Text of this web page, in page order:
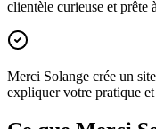
clientèle curieuse et prête
Merci Solange crée un
expliquer votre pratique